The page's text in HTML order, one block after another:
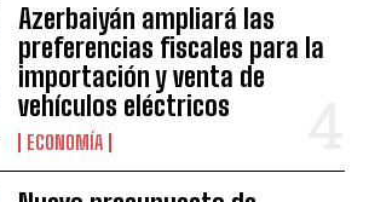
Azerbaiyán ampliará las
preferencias fiscales para la
importación y venta de
vehículos eléctricos
ECONOMÍA